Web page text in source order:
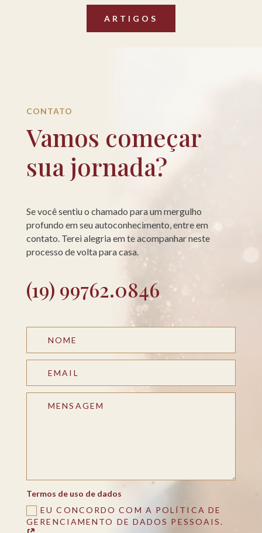
ARTIGOS
CONTATO
Vamos começar
sua jornada?
Se você sentiu o chamado para um mergulho
profundo em seu autoconhecimento, entre em
contato. Terei alegria em te acompanhar neste
processo de volta para casa.
(19) 99762.0846
Termos de uso de dados
EU CONCORDO COM A POLÍTICA DE
GERENCIAMENTO DE DADOS PESSOAIS.